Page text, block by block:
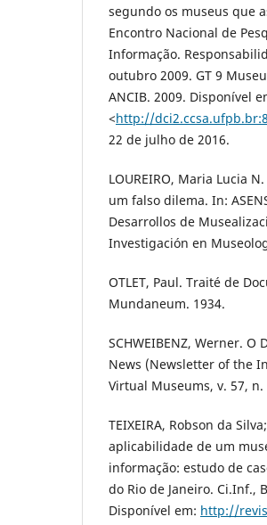
segundo os museus que
Encontro Nacional de
Informação.
outubro 2009. GT 9
ANCIB. 2009. Disponível
<http://
22 de julho de 2016.
LOUREIRO, Maria Lucia
um falso dilema. In:
Desarrollos de
Investigación en
OTLET, Paul. Traité de
Mundaneum. 1934.
SCHWEIBENZ, Werner.
News (Newsletter of the
Virtual Museums, v. 57, n.
TEIXEIRA, Robson da
aplicabilidade de um
informação: estudo de
do Rio de Janeiro. Ci.Inf.,
Disponível em: http://